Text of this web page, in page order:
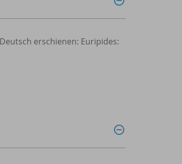
erschienen: Euripides: